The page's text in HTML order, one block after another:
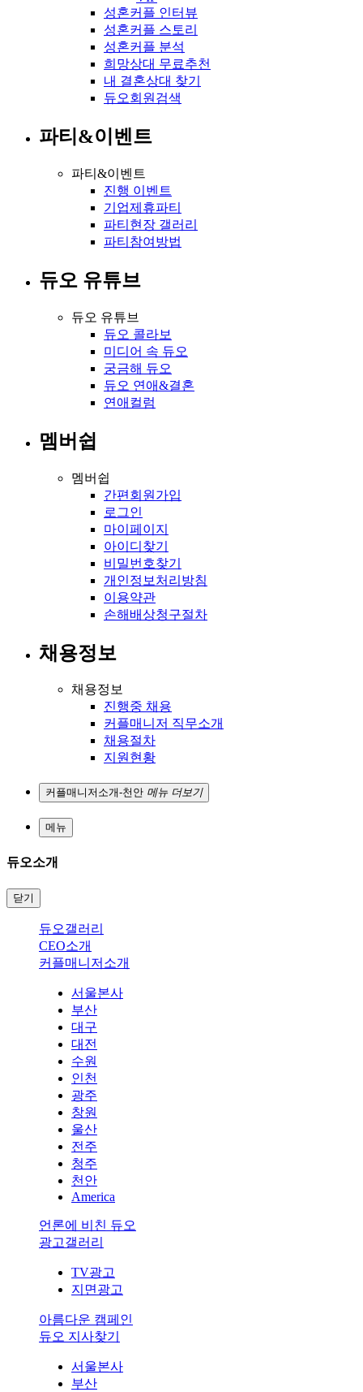
성혼커플 인터뷰
성혼커플 스토리
성혼커플 분석
희망상대 무료추천
내 결혼상대 찾기
듀오회원검색
파티&이벤트
파티&이벤트
진행 이벤트
기업제휴파티
파티현장 갤러리
파티참여방법
듀오 유튜브
듀오 유튜브
듀오 콜라보
미디어 속 듀오
궁금해 듀오
듀오 연애&결혼
연애컬럼
멤버쉽
멤버쉽
간편회원가입
로그인
마이페이지
아이디찾기
비밀번호찾기
개인정보처리방침
이용약관
손해배상청구절차
채용정보
채용정보
진행중 채용
커플매니저 직무소개
채용절차
지원현황
커플매니저소개-천안 메뉴 더보기
메뉴
듀오소개
닫기
듀오갤러리
CEO소개
커플매니저소개
서울본사
부산
대구
대전
수원
인천
광주
창원
울산
전주
청주
천안
America
언론에 비친 듀오
광고갤러리
TV광고
지면광고
아름다운 캠페인
듀오 지사찾기
서울본사
부산